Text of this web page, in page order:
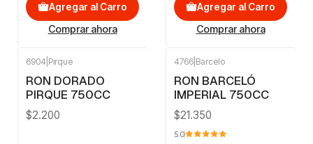
Agregar al Carro
Comprar ahora
Agregar al Carro
Comprar ahora
6904 Pirque
RON DORADO
PIRQUE 750CC
$2.200
4766 Barcelo
RON BARCELÓ
IMPERIAL 750CC
$21.350
5.0